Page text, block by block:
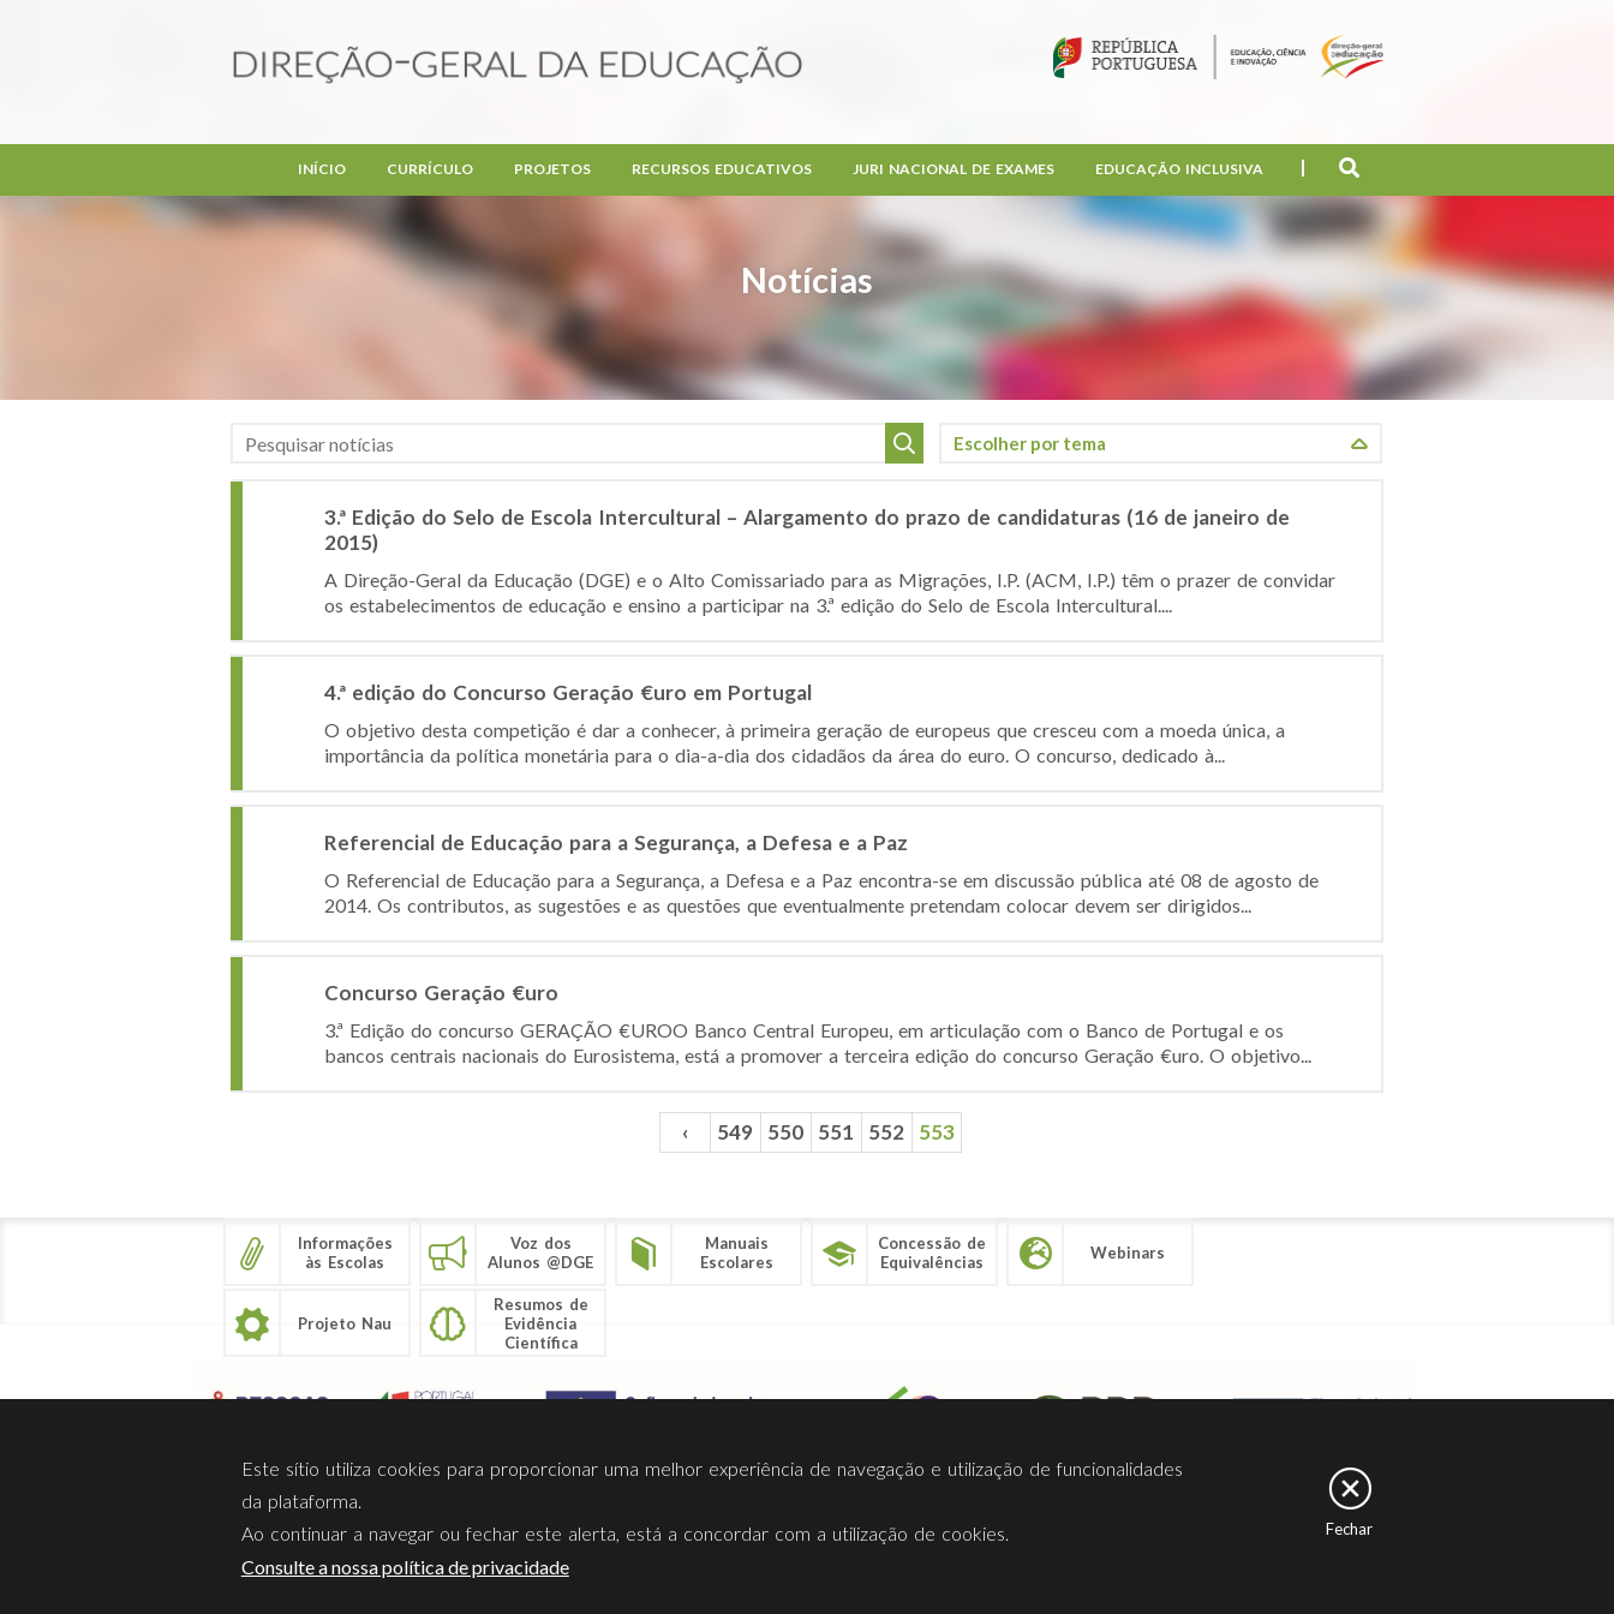
Notícias
INÍCIO CURRÍCULO PROJETOS RECURSOS EDUCATIVOS JURI NACIONAL DE EXAMES EDUCAÇÃO INCLUSIVA
3.ª Edição do Selo de Escola Intercultural – Alargamento do prazo de candidaturas (16 de janeiro de
2015)
A Direção-Geral da Educação (DGE) e o Alto Comissariado para as Migrações, I.P. (ACM, I.P.) têm o prazer de convidar
os estabelecimentos de educação e ensino a participar na 3.ª edição do Selo de Escola Intercultural....
4.ª edição do Concurso Geração €uro em Portugal
O objetivo desta competição é dar a conhecer, à primeira geração de europeus que cresceu com a moeda única, a
importância da política monetária para o dia-a-dia dos cidadãos da área do euro. O concurso, dedicado à...
Referencial de Educação para a Segurança, a Defesa e a Paz
O Referencial de Educação para a Segurança, a Defesa e a Paz encontra-se em discussão pública até 08 de agosto de
2014. Os contributos, as sugestões e as questões que eventualmente pretendam colocar devem ser dirigidos...
Concurso Geração €uro
3.ª Edição do concurso GERAÇÃO €URO​ O Banco Central Europeu, em articulação com o Banco de Portugal e os
bancos centrais nacionais do Eurosistema, está a promover a terceira edição do concurso Geração €uro. O objetivo...
‹ 549 550 551 552 553
Informações
às Escolas
Voz dos
Alunos @DGE
Manuais
Escolares
Concessão de
Equivalências
Webinars
Projeto Nau
Resumos de
Evidência
Científica
Sobre Nós Privacidade Termos Utilização Contactos Ligações Facebook
Este sítio utiliza cookies para proporcionar uma melhor experiência de navegação e utilização de funcionalidades
da plataforma.
Ao continuar a navegar ou fechar este alerta, está a concordar com a utilização de cookies.
Consulte a nossa política de privacidade
Fechar